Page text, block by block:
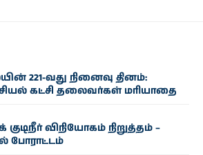
221-வது நினைவு தினம்:
கட்சி தலைவர்கள் மரியாதை
விநியோகம் நிறுத்தம் –
போராட்டம்